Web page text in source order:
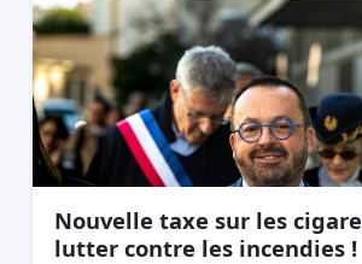
Nouvelle taxe sur les
lutter contre les incendies !